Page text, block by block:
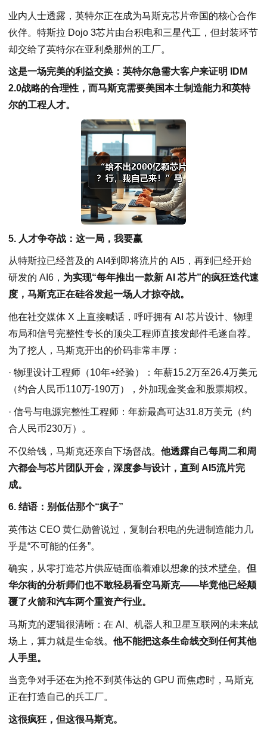
业内人士透露，英特尔正在成为马斯克芯片帝国的核心合作
伙伴。特斯拉 Dojo 3芯片由台积电和三星代工，但封装环节
却交给了英特尔在亚利桑那州的工厂。
这是一场完美的利益交换：英特尔急需大客户来证明 IDM
2.0战略的合理性，而马斯克需要美国本土制造能力和英特
尔的工程人才。
5. 人才争夺战：这一局，我要赢
从特斯拉已经普及的 AI4到即将流片的 AI5，再到已经开始
研发的 AI6， 为实现“每年推出一款新 AI 芯片”的疯狂迭代速
度，马斯克正在硅谷发起一场人才掠夺战。
他在社交媒体 X 上直接喊话，呼吁拥有 AI 芯片设计、物理
布局和信号完整性专长的顶尖工程师直接发邮件毛遂自荐。
为了挖人，马斯克开出的价码非常丰厚：
· 物理设计工程师（10年+经验）：年薪15.2万至26.4万美元
（约合人民币110万-190万），外加现金奖金和股票期权。
· 信号与电源完整性工程师：年薪最高可达31.8万美元（约
合人民币230万）。
不仅给钱，马斯克还亲自下场督战。 他透露自己每周二和周
六都会与芯片团队开会，深度参与设计，直到 AI5流片完
成。
6. 结语：别低估那个“疯子”
英伟达 CEO 黄仁勋曾说过，复制台积电的先进制造能力几
乎是“不可能的任务”。
确实，从零打造芯片供应链面临着难以想象的技术壁垒。 但
华尔街的分析师们也不敢轻易看空马斯克——毕竟他已经颠
覆了火箭和汽车两个重资产行业。
马斯克的逻辑很清晰：在 AI、机器人和卫星互联网的未来战
场上，算力就是生命线。 他不能把这条生命线交到任何其他
人手里。
当竞争对手还在为抢不到英伟达的 GPU 而焦虑时，马斯克
正在打造自己的兵工厂。
这很疯狂，但这很马斯克。